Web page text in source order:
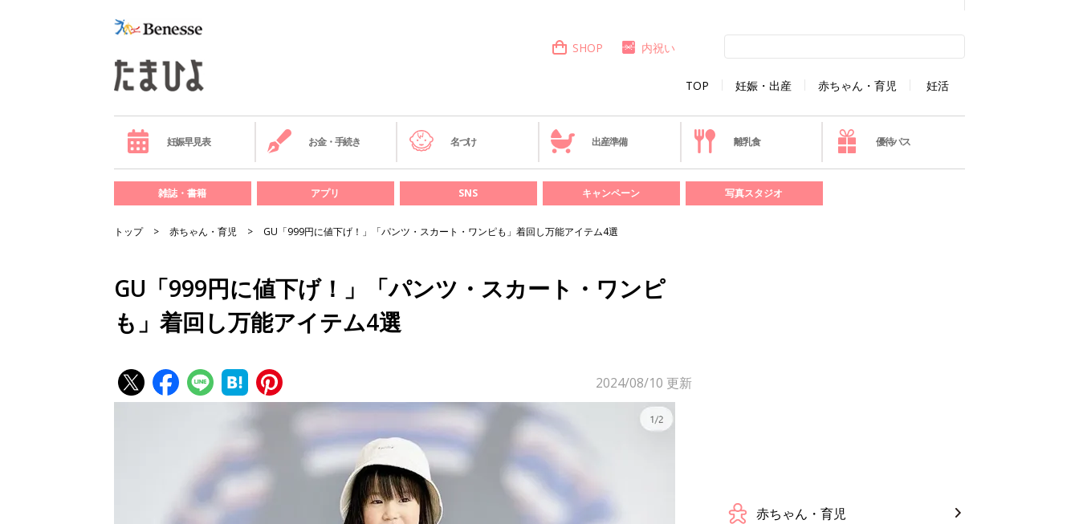
TOP 妊娠・出産 赤ちゃん・育児 妊活
SHOP 内祝い
妊娠早見表 お金・手続き 名づけ 出産準備 離乳食 優待パス
雑誌・書籍 アプリ SNS キャンペーン 写真スタジオ
トップ 赤ちゃん・育児 GU「999円に値下げ！」「パンツ・スカート・ワンピも」着回し万能アイテム4選
GU「999円に値下げ！」「パンツ・スカート・ワンピ
も」着回し万能アイテム4選
2024/08/10 更新
赤ちゃん・育児